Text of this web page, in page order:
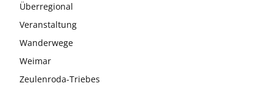
Überregional
Veranstaltung
Wanderwege
Weimar
Zeulenroda-Triebes